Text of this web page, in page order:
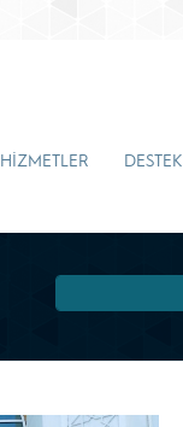
HİZMETLER DESTEK